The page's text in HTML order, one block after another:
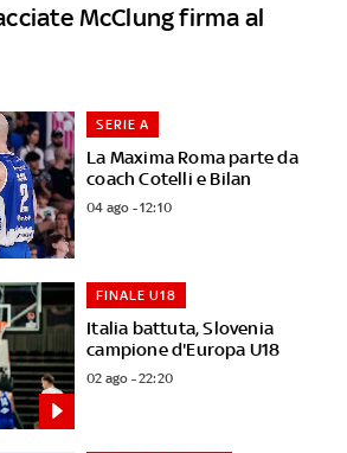
McClung firma al
La Maxima Roma parte da
coach Cotelli e Bilan
SERIE A
04 ago - 12:10
Italia battuta, Slovenia
campione d'Europa U18
FINALE U18
02 ago - 22:20